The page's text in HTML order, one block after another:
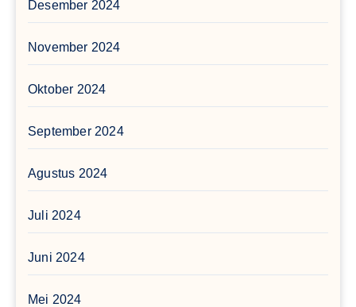
Desember 2024
November 2024
Oktober 2024
September 2024
Agustus 2024
Juli 2024
Juni 2024
Mei 2024